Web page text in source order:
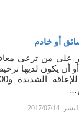
على من ترعى
2017/07/14